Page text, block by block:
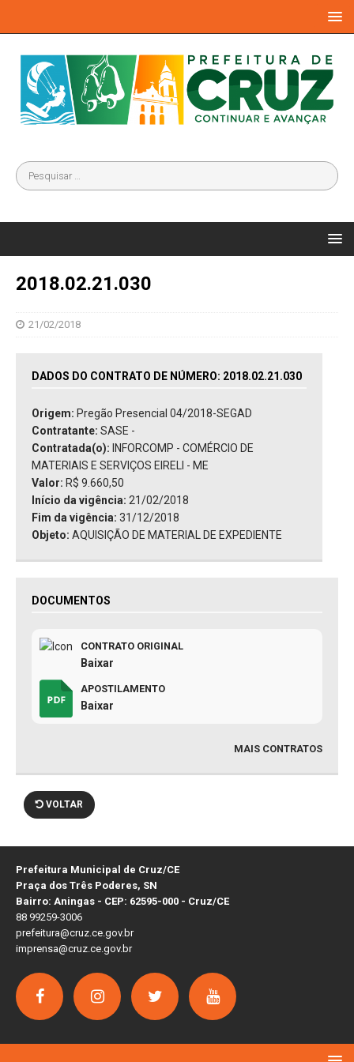
2018.02.21.030
21/02/2018
DADOS DO CONTRATO DE NÚMERO: 2018.02.21.030
Origem: Pregão Presencial 04/2018-SEGAD
Contratante: SASE -
Contratada(o): INFORCOMP - COMÉRCIO DE
MATERIAIS E SERVIÇOS EIRELI - ME
Valor: R$ 9.660,50
Início da vigência: 21/02/2018
Fim da vigência: 31/12/2018
Objeto: AQUISIÇÃO DE MATERIAL DE EXPEDIENTE
DOCUMENTOS
CONTRATO ORIGINAL
Baixar
APOSTILAMENTO
Baixar
MAIS CONTRATOS
VOLTAR
Prefeitura Municipal de Cruz/CE
Praça dos Três Poderes, SN
Bairro: Aningas - CEP: 62595-000 - Cruz/CE
88 99259-3006
prefeitura@cruz.ce.gov.br
imprensa@cruz.ce.gov.br